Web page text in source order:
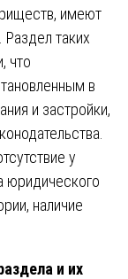
имеют
Раздел таких
что
в
и застройки,
у
юридического
наличие
и их